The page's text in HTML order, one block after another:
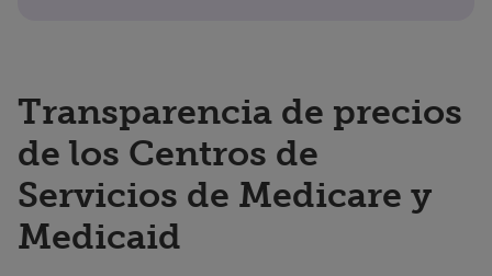
Transparencia de precios
de los Centros de
Servicios de Medicare y
Medicaid